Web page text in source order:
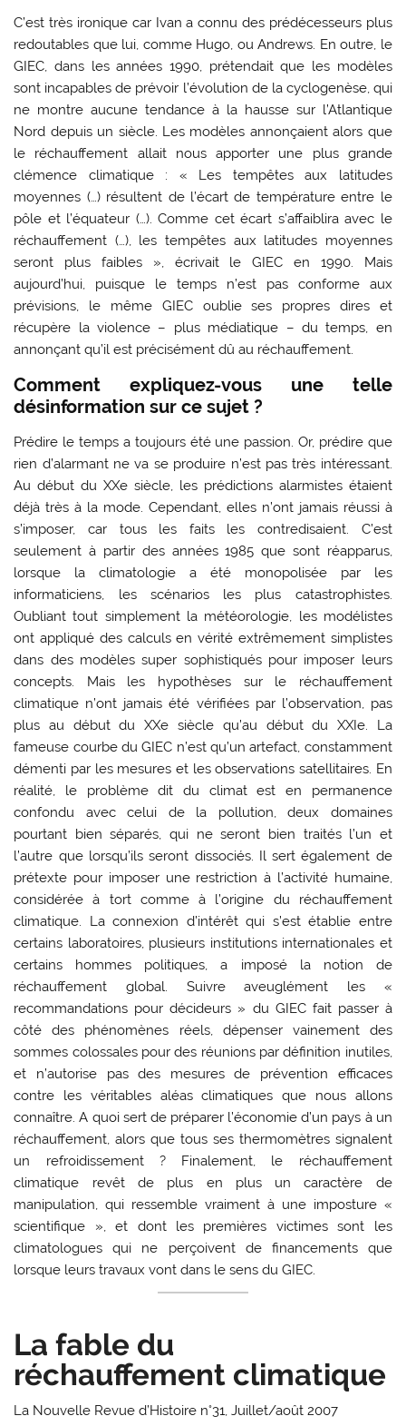
C’est très ironique car Ivan a connu des prédécesseurs plus
redoutables que lui, comme Hugo, ou Andrews. En outre, le
GIEC, dans les années 1990, prétendait que les modèles
sont incapables de prévoir l’évolution de la cyclogenèse, qui
ne montre aucune tendance à la hausse sur l’Atlantique
Nord depuis un siècle. Les modèles annonçaient alors que
le réchauffement allait nous apporter une plus grande
clémence climatique : « Les tempêtes aux latitudes
moyennes (…) résultent de l’écart de température entre le
pôle et l’équateur (…). Comme cet écart s’affaiblira avec le
réchauffement (…), les tempêtes aux latitudes moyennes
seront plus faibles », écrivait le GIEC en 1990. Mais
aujourd’hui, puisque le temps n’est pas conforme aux
prévisions, le même GIEC oublie ses propres dires et
récupère la violence – plus médiatique – du temps, en
annonçant qu’il est précisément dû au réchauffement.
Comment expliquez-vous une telle
désinformation sur ce sujet ?
Prédire le temps a toujours été une passion. Or, prédire que
rien d’alarmant ne va se produire n’est pas très intéressant.
Au début du XXe siècle, les prédictions alarmistes étaient
déjà très à la mode. Cependant, elles n’ont jamais réussi à
s’imposer, car tous les faits les contredisaient. C’est
seulement à partir des années 1985 que sont réapparus,
lorsque la climatologie a été monopolisée par les
informaticiens, les scénarios les plus catastrophistes.
Oubliant tout simplement la météorologie, les modélistes
ont appliqué des calculs en vérité extrêmement simplistes
dans des modèles super sophistiqués pour imposer leurs
concepts. Mais les hypothèses sur le réchauffement
climatique n’ont jamais été vérifiées par l’observation, pas
plus au début du XXe siècle qu’au début du XXIe. La
fameuse courbe du GIEC n’est qu’un artefact, constamment
démenti par les mesures et les observations satellitaires. En
réalité, le problème dit du climat est en permanence
confondu avec celui de la pollution, deux domaines
pourtant bien séparés, qui ne seront bien traités l’un et
l’autre que lorsqu’ils seront dissociés. Il sert également de
prétexte pour imposer une restriction à l’activité humaine,
considérée à tort comme à l’origine du réchauffement
climatique. La connexion d’intérêt qui s’est établie entre
certains laboratoires, plusieurs institutions internationales et
certains hommes politiques, a imposé la notion de
réchauffement global. Suivre aveuglément les «
recommandations pour décideurs » du GIEC fait passer à
côté des phénomènes réels, dépenser vainement des
sommes colossales pour des réunions par définition inutiles,
et n’autorise pas des mesures de prévention efficaces
contre les véritables aléas climatiques que nous allons
connaître. A quoi sert de préparer l’économie d’un pays à un
réchauffement, alors que tous ses thermomètres signalent
un refroidissement ? Finalement, le réchauffement
climatique revêt de plus en plus un caractère de
manipulation, qui ressemble vraiment à une imposture «
scientifique », et dont les premières victimes sont les
climatologues qui ne perçoivent de financements que
lorsque leurs travaux vont dans le sens du GIEC.
La fable du
réchauffement climatique
La Nouvelle Revue d’Histoire n°31, Juillet/août 2007